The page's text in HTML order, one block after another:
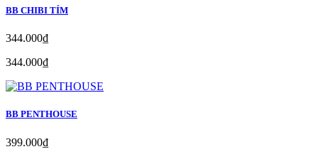
BB CHIBI TÍM
344.000₫
344.000₫
BB PENTHOUSE
399.000₫